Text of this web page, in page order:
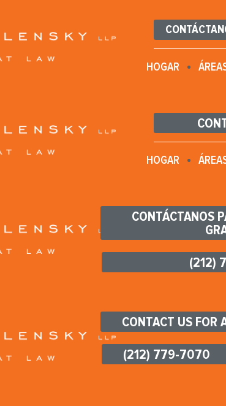
HOGAR
HOGAR
CONTÁCTANOS
(212)
CONTACT US FOR
(212) 779-7070